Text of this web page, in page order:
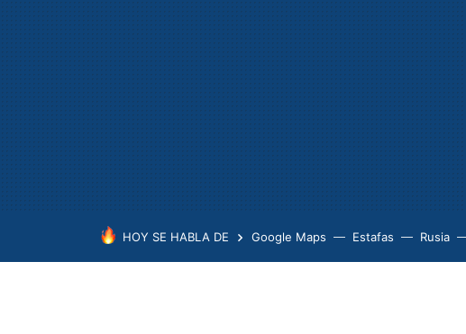
HOY SE HABLA DE Google Maps Estafas Rusia